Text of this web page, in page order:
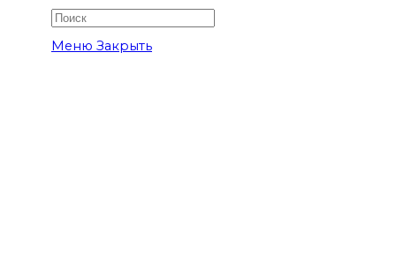
Меню Закрыть